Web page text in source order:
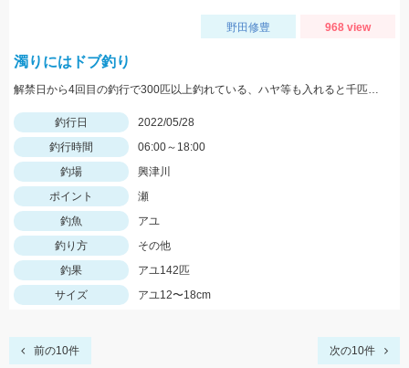
野田修豊 968 view
濁りにはドブ釣り
解禁日から4回目の釣行で300匹以上釣れている、ハヤ等も入れると千匹、手返し大変
釣行日
2022/05/28
釣行時間
06:00～18:00
釣場
興津川
ポイント
瀬
釣魚
アユ
釣り方
その他
釣果
アユ142匹
サイズ
アユ12〜18cm
前の10件 次の10件